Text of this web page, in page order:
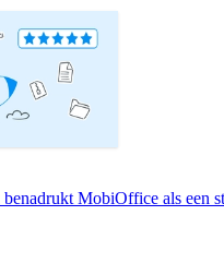
MobiOffice als een